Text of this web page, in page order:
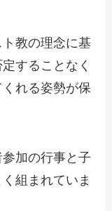
教の理念に基
することなく
れる姿勢が保
加の行事と子
組まれていま